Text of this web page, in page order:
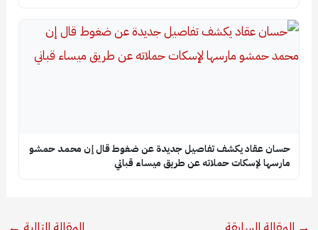
حسان عقاد يكشف تفاصيل جديدة عن ضغوط قال إن محمد حمشو
مارسها لإسكات حملاته عن طريق ميساء قباني